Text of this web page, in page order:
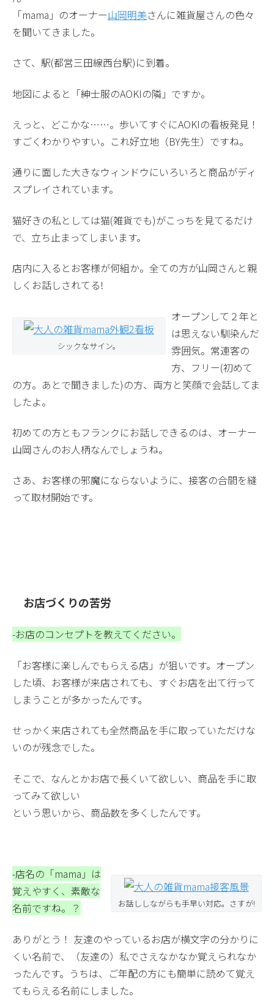
「mama」のオーナー山岡明美さんに雑貨屋さんの色々
を聞いてきました。
さて、駅(都営三田線西台駅)に到着。
地図によると「紳士服のAOKIの隣」ですか。
えっと、どこかな……。歩いてすぐにAOKIの看板発見！
すごくわかりやすい。これ好立地（BY先生）ですね。
通りに面した大きなウィンドウにいろいろと商品がディ
スプレイされています。
猫好きの私としては猫(雑貨でも)がこっちを見てるだけ
で、立ち止まってしまいます。
店内に入るとお客様が何組か。全ての方が山岡さんと親
しくお話しされてる!
シックなサイン。
オープンして２年と
は思えない馴染んだ
雰囲気。常連客の
方、フリー(初めて
の方。あとで聞きました)の方、両方と笑顔で会話してま
したよ。
初めての方ともフランクにお話しできるのは、オーナー
山岡さんのお人柄なんでしょうね。
さあ、お客様の邪魔にならないように、接客の合間を縫
って取材開始です。
お店づくりの苦労
-お店のコンセプトを教えてください。
「お客様に楽しんでもらえる店」が狙いです。オープン
した頃、お客様が来店されても、すぐお店を出て行って
しまうことが多かったんです。
せっかく来店されても全然商品を手に取っていただけな
いのが残念でした。
そこで、なんとかお店で長くいて欲しい、商品を手に取
ってみて欲しい
という思いから、商品数を多くしたんです。
お話ししながらも手早い対応。さすが!
-店名の「mama」は
覚えやすく、素敵な
名前ですね。？
ありがとう！ 友達のやっているお店が横文字の分かりに
くい名前で、（友達の）私でさえなかなか覚えられなか
ったんです。うちは、ご年配の方にも簡単に読めて覚え
てもらえる名前にしました。